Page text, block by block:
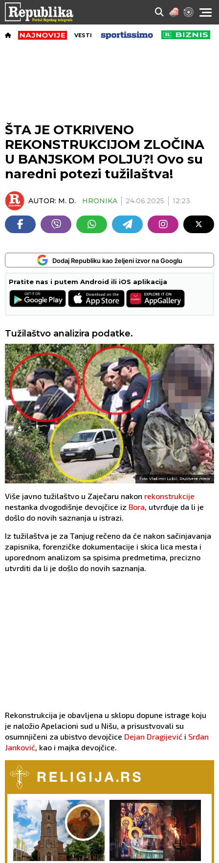
VESTI
ŠTA JE OTKRIVENO
REKONSTRUKCIJOM ZLOČINA
U BANJSKOM POLJU?! Ovo su
naredni potezi tužilaštva!
AUTOR: M. D. HRONIKA 24.06.2025 12:23
Dodaj Republiku kao željeni izvor na Googlu
Pratite nas i putem Android ili iOS aplikacija
Tužilaštvo analizira podatke.
Foto: Vladimir Lukić, Društvene mreže
Više javno tužilaštvo u Zaječaru nakon rekonstrukcije
nestanka dvogodišnje devojčice iz Bora, utvrđuje da li je
došlo do novih saznanja u istrazi.
Iz tužilaštva je za Tanjug rečeno da će nakon sačinjavanja
zapisnika, forenzičke dokumentacije i skica lica mesta i
uporednom analizom sa spisima predmetima, precizno
utvrditi da li je došlo do novih saznanja.
Rekonstrukcija je obavljena u sklopu dopune istrage koju
je naložio Apelacioni sud u Nišu, a prisustvovali su
osumnjičeni za ubistvo devojčice Dejan Dragijević i Srđan
Janković, kao i majka devojčice.